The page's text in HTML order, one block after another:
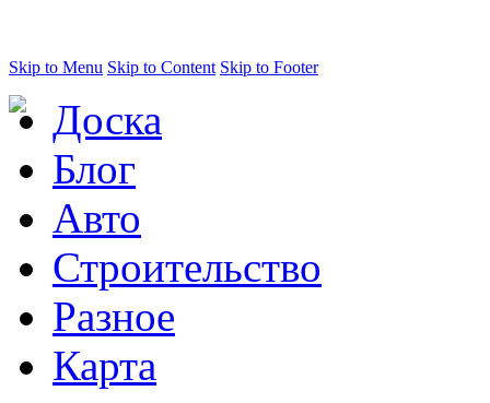
Skip to Menu Skip to Content Skip to Footer
Доска
Блог
Авто
Строительство
Разное
Карта